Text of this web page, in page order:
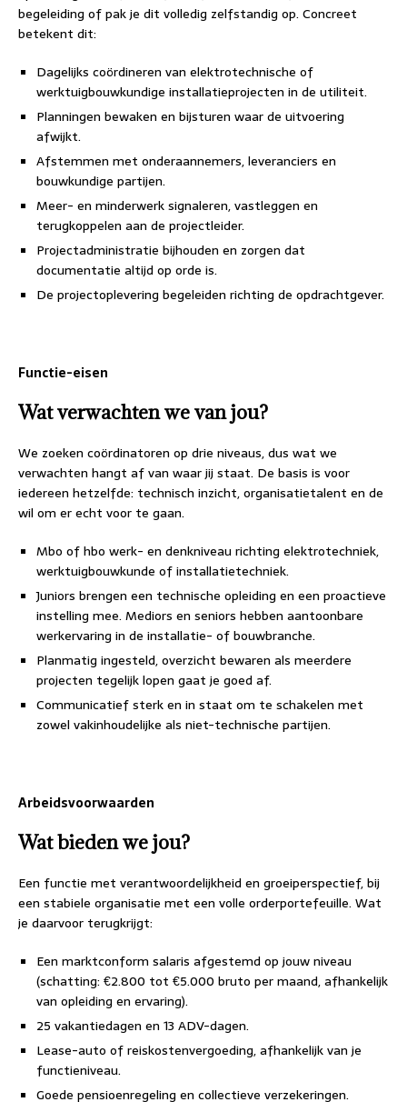
begeleiding of pak je dit volledig zelfstandig op. Concreet
betekent dit:
Dagelijks coördineren van elektrotechnische of
werktuigbouwkundige installatieprojecten in de utiliteit.
Planningen bewaken en bijsturen waar de uitvoering
afwijkt.
Afstemmen met onderaannemers, leveranciers en
bouwkundige partijen.
Meer- en minderwerk signaleren, vastleggen en
terugkoppelen aan de projectleider.
Projectadministratie bijhouden en zorgen dat
documentatie altijd op orde is.
De projectoplevering begeleiden richting de opdrachtgever.
Functie-eisen
Wat verwachten we van jou?
We zoeken coördinatoren op drie niveaus, dus wat we
verwachten hangt af van waar jij staat. De basis is voor
iedereen hetzelfde: technisch inzicht, organisatietalent en de
wil om er echt voor te gaan.
Mbo of hbo werk- en denkniveau richting elektrotechniek,
werktuigbouwkunde of installatietechniek.
Juniors brengen een technische opleiding en een proactieve
instelling mee. Mediors en seniors hebben aantoonbare
werkervaring in de installatie- of bouwbranche.
Planmatig ingesteld, overzicht bewaren als meerdere
projecten tegelijk lopen gaat je goed af.
Communicatief sterk en in staat om te schakelen met
zowel vakinhoudelijke als niet-technische partijen.
Arbeidsvoorwaarden
Wat bieden we jou?
Een functie met verantwoordelijkheid en groeiperspectief, bij
een stabiele organisatie met een volle orderportefeuille. Wat
je daarvoor terugkrijgt:
Een marktconform salaris afgestemd op jouw niveau
(schatting: €2.800 tot €5.000 bruto per maand, afhankelijk
van opleiding en ervaring).
25 vakantiedagen en 13 ADV-dagen.
Lease-auto of reiskostenvergoeding, afhankelijk van je
functieniveau.
Goede pensioenregeling en collectieve verzekeringen.